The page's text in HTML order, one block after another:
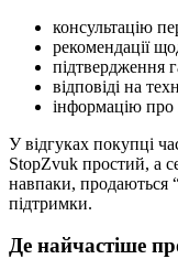
консультацію
рекомендації
підтвердження
відповіді на
інформацію про
У відгуках покупці
StopZvuk простий, а
навпаки, продаються
підтримки.
Де найчастіше